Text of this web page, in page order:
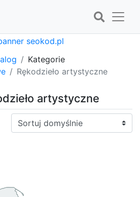
Kategorie
Rękodzieło artystyczne
artystyczne
Sortuj: